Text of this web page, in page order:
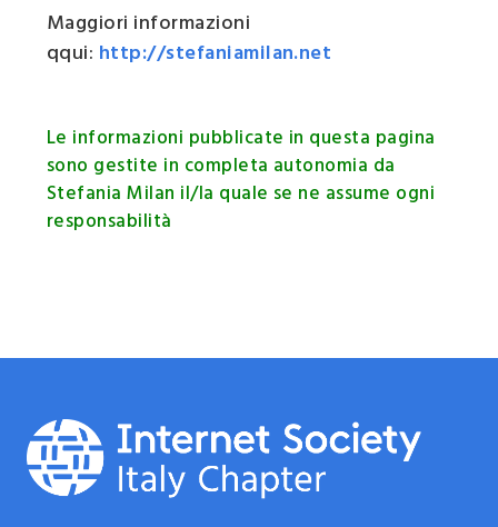
Maggiori informazioni
qqui: http://stefaniamilan.net
Le informazioni pubblicate in questa pagina
sono gestite in completa autonomia da
Stefania Milan il/la quale se ne assume ogni
responsabilità